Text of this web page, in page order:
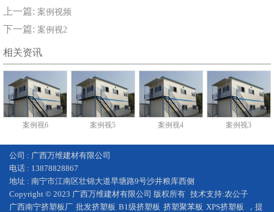
上一篇: 案例视频
下一篇: 案例视2
相关资讯
案例视6 案例视5 案例视4 案例视3
公司 : 广西万维建材有限公司
电话 : 13878828867
地址 : 南宁市江南区壮锦大道旱塘路9号沙井粮库西侧
Copyright © 2023 广西万维建材有限公司 版权所有 技术支持:农公子
广西南宁挤塑板厂 批发挤塑板 B1级挤塑板 挤塑聚苯板 XPS挤塑板
，提